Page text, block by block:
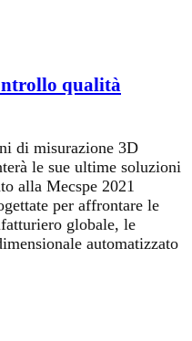
qualità
di misurazione 3D
le sue ultime soluzioni
alla Mecspe 2021
per affrontare le
globale, le
automatizzato